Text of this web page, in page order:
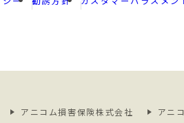
アニコム損害保険株式会社 アニ